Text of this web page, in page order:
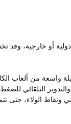
أو خارجية، وقد
واسعة من ألعاب
24 انسحاب زمني ونقاط